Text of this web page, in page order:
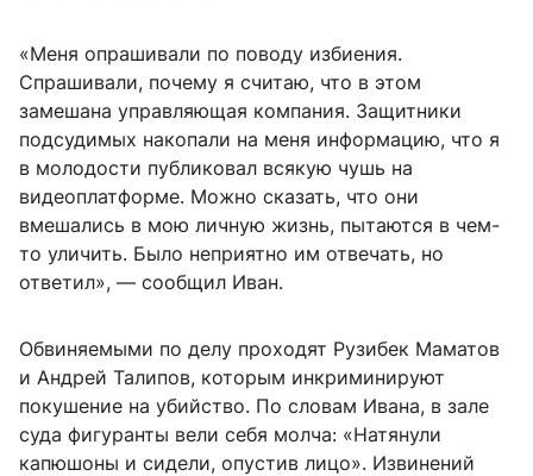
«Меня опрашивали по поводу избиения.
Спрашивали, почему я считаю, что в этом
замешана управляющая компания. Защитники
подсудимых накопали на меня информацию, что я
в молодости публиковал всякую чушь на
видеоплатформе. Можно сказать, что они
вмешались в мою личную жизнь, пытаются в чем-
то уличить. Было неприятно им отвечать, но
ответил», — сообщил Иван.
Обвиняемыми по делу проходят Рузибек Маматов
и Андрей Талипов, которым инкриминируют
покушение на убийство. По словам Ивана, в зале
суда фигуранты вели себя молча: «Натянули
капюшоны и сидели, опустив лицо». Извинений